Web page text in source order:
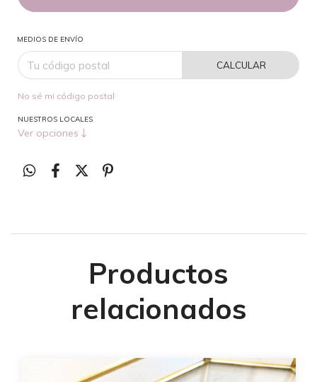
MEDIOS DE ENVÍO
CALCULAR
No sé mi código postal
NUESTROS LOCALES
Ver opciones
Productos
relacionados